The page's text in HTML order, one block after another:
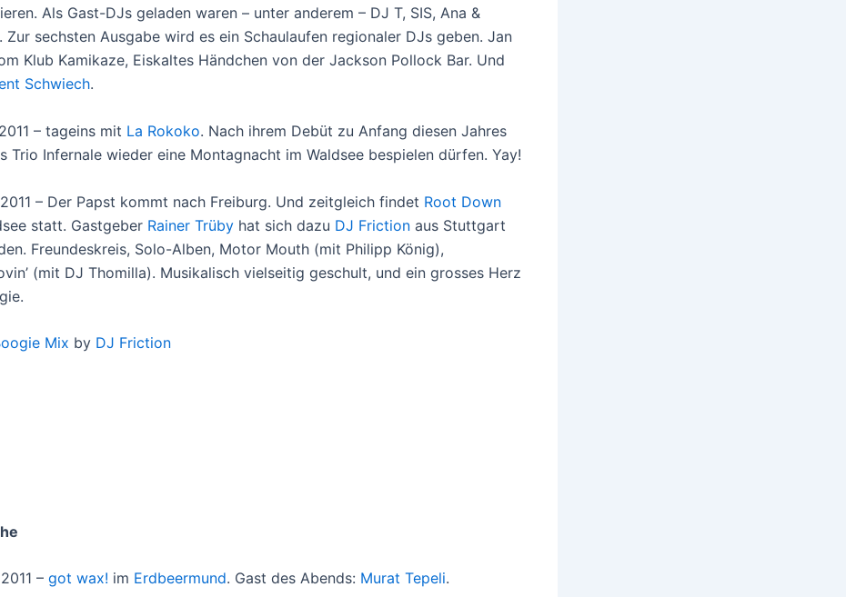
Als Gast-DJs geladen waren – unter anderem – DJ T, SIS, Ana &
Zur sechsten Ausgabe wird es ein Schaulaufen regionaler DJs geben. Jan
Klub Kamikaze, Eiskaltes Händchen von der Jackson Pollock Bar. Und
Schwiech.
– tageins mit La Rokoko. Nach ihrem Debüt zu Anfang diesen Jahres
Trio Infernale wieder eine Montagnacht im Waldsee bespielen dürfen. Yay!
– Der Papst kommt nach Freiburg. Und zeitgleich findet Root Down
statt. Gastgeber Rainer Trüby hat sich dazu DJ Friction aus Stuttgart
Freundeskreis, Solo-Alben, Motor Mouth (mit Philipp König),
(mit DJ Thomilla). Musikalisch vielseitig geschult, und ein grosses Herz
Mix by DJ Friction
– got wax! im Erdbeermund. Gast des Abends: Murat Tepeli.